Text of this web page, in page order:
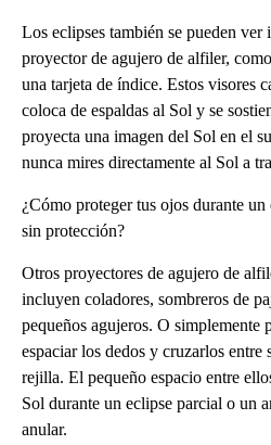
Los eclipses también se pueden ver
proyector de agujero de alfiler,
una tarjeta de índice. Estos visores
coloca de espaldas al Sol y se
proyecta una imagen del Sol en el
nunca mires directamente al Sol a
¿Cómo proteger tus ojos durante
sin protección?
Otros proyectores de agujero de
incluyen coladores, sombreros de
pequeños agujeros. O simplemente
espaciar los dedos y cruzarlos entre
rejilla. El pequeño espacio entre
Sol durante un eclipse parcial o un
anular.